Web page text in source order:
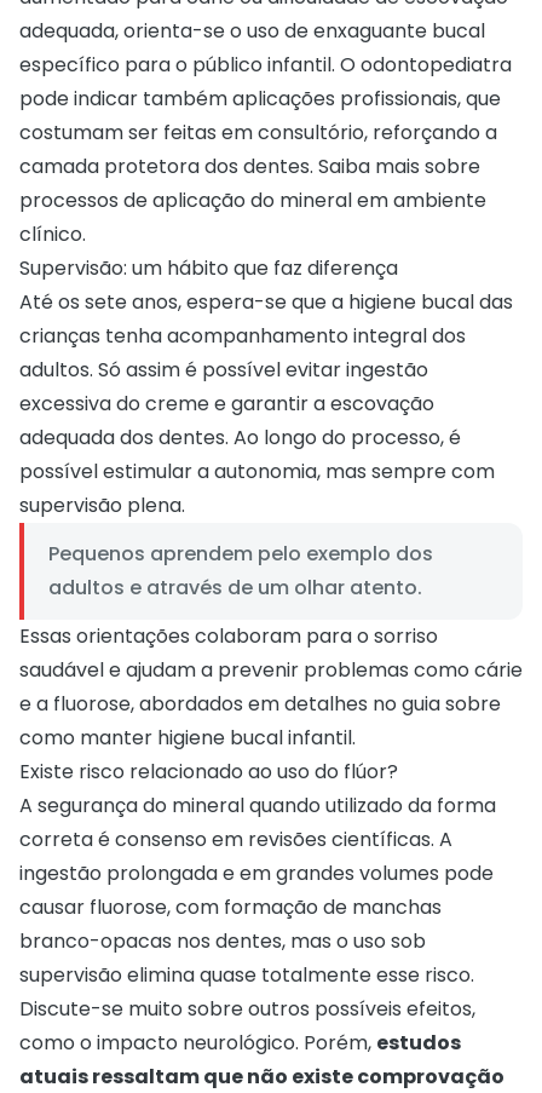
adequada, orienta-se o uso de enxaguante bucal
específico para o público infantil. O odontopediatra
pode indicar também aplicações profissionais, que
costumam ser feitas em consultório, reforçando a
camada protetora dos dentes. Saiba mais sobre
processos de aplicação do mineral em ambiente
clínico.
Supervisão: um hábito que faz diferença
Até os sete anos, espera-se que a higiene bucal das
crianças tenha acompanhamento integral dos
adultos. Só assim é possível evitar ingestão
excessiva do creme e garantir a escovação
adequada dos dentes. Ao longo do processo, é
possível estimular a autonomia, mas sempre com
supervisão plena.
Pequenos aprendem pelo exemplo dos
adultos e através de um olhar atento.
Essas orientações colaboram para o sorriso
saudável e ajudam a prevenir problemas como cárie
e a fluorose, abordados em detalhes no guia sobre
como manter higiene bucal infantil.
Existe risco relacionado ao uso do flúor?
A segurança do mineral quando utilizado da forma
correta é consenso em revisões científicas. A
ingestão prolongada e em grandes volumes pode
causar fluorose, com formação de manchas
branco-opacas nos dentes, mas o uso sob
supervisão elimina quase totalmente esse risco.
Discute-se muito sobre outros possíveis efeitos,
como o impacto neurológico. Porém, estudos
atuais ressaltam que não existe comprovação